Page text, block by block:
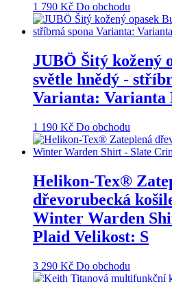
1 790 Kč Do obchodu
JUBÖ Šitý kožený
světle hnědý -
Varianta: Varianta
1 190 Kč Do obchodu
Helikon-Tex®
dřevorubecká
Winter Warden
Plaid Velikost: S
3 290 Kč Do obchodu